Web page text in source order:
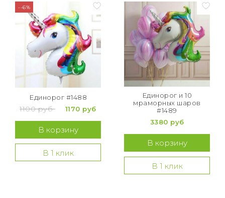
--6%
Единорог #1488
1100 руб 1170 руб
В корзину
В 1 клик
Единорог и 10
мраморных шаров
#1489
3380 руб
В корзину
В 1 клик